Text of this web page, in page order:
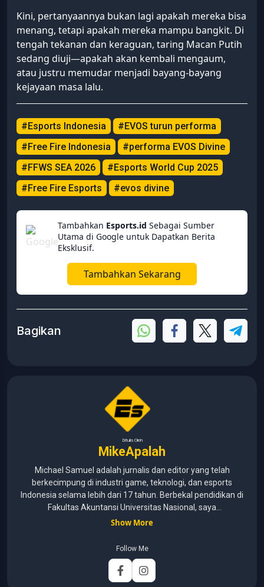
Kini, pertanyaannya bukan lagi apakah mereka bisa
menang, tetapi apakah mereka mampu bangkit. Di
tengah tekanan dan keraguan, taring Macan Putih
sedang diuji—apakah akan kembali mengaum,
atau justru memudar menjadi bayang-bayang
kejayaan masa lalu.
#Esports Indonesia
#EVOS turun performa
#Free Fire Indonesia
#performa EVOS Divine
#FFWS SEA 2026
#Esports World Cup 2025
#Free Fire Esports
#evos divine
Tambahkan Esports.id Sebagai Sumber
Utama di Google untuk Dapatkan Berita
Eksklusif.
Tambahkan Sekarang
Bagikan
Ditulis Oleh
MikeApalah
Michael Samuel adalah jurnalis dan editor yang telah
berkecimpung di industri game, teknologi, dan esports
Indonesia selama lebih dari 17 tahun. Berbekal pendidikan di
Fakultas Akuntansi Universitas Nasional, saya
menggabungkan kemampuan analisis dengan pengalaman
pernah menangani berbagai peran, mulai dari reporter, editor,
marketing, business development, hingga Editor in Chief.
Fokus utamanya adalah menghadirkan tulisan yang
informatif, mendalam, dan mudah dipahami, khususnya
Show More
Follow Me